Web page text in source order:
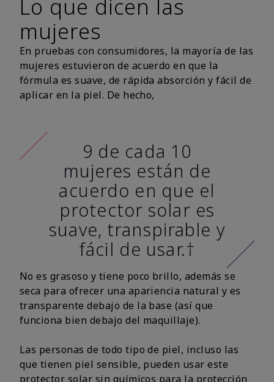
Lo que dicen las
mujeres
En pruebas con consumidores, la mayoría de las
mujeres estuvieron de acuerdo en que la
fórmula es suave, de rápida absorción y fácil de
aplicar en la piel. De hecho,
9 de cada 10
mujeres están de
acuerdo en que el
protector solar es
suave, transpirable y
fácil de usar.†
No es grasoso y tiene poco brillo, además se
seca para ofrecer una apariencia natural y es
transparente debajo de la base (así que
funciona bien debajo del maquillaje).
Las personas de todo tipo de piel, incluso las
que tienen piel sensible, pueden usar este
protector solar sin químicos para la protección